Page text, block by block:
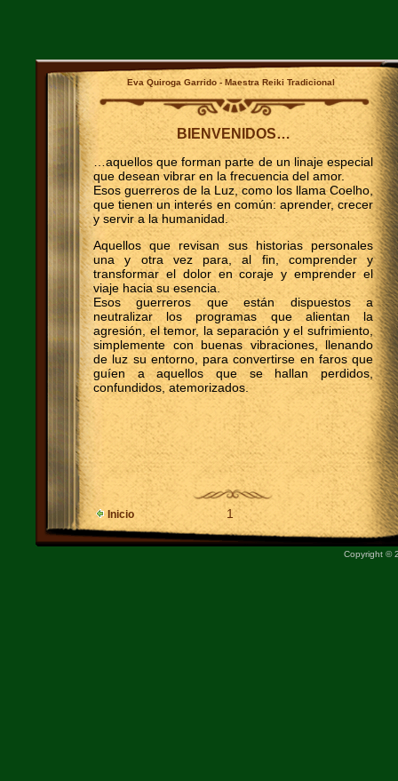
Eva Quiroga Garrido - Maestra Reiki Tradicional
BIENVENIDOS…
…aquellos que forman parte de un linaje especial
que desean vibrar en la frecuencia del amor.
Esos guerreros de la Luz, como los llama Coelho,
que tienen un interés en común: aprender, crecer
y servir a la humanidad.
Aquellos que revisan sus historias personales
una y otra vez para, al fin, comprender y
transformar el dolor en coraje y emprender el
viaje hacia su esencia.
Esos guerreros que están dispuestos a
neutralizar los programas que alientan la
agresión, el temor, la separación y el sufrimiento,
simplemente con buenas vibraciones, llenando
de luz su entorno, para convertirse en faros que
guíen a aquellos que se hallan perdidos,
confundidos, atemorizados.
Inicio 1
Copyright ©